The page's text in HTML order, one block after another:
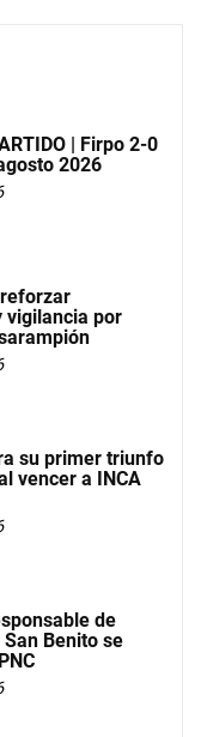
| Firpo 2-0
2026
vigilancia por
su primer triunfo
vencer a INCA
de
Benito se